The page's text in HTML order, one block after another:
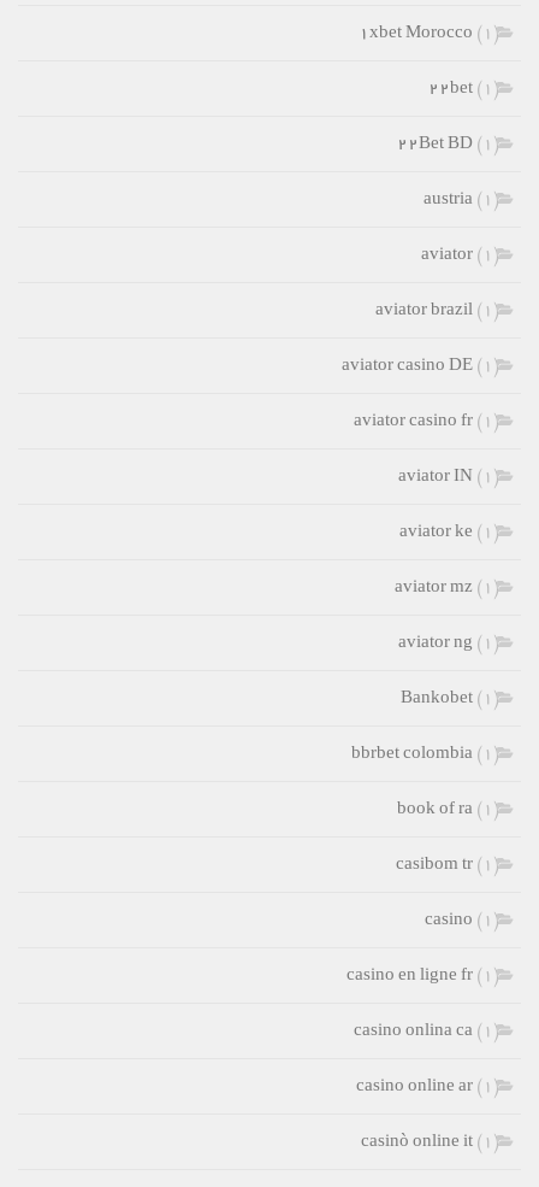
۱xbet Morocco (1)
۲۲bet(1)
۲۲Bet BD(1)
austria (1)
aviator(1)
aviator brazil(1)
aviator casino DE(1)
aviator casino fr(1)
aviator IN(1)
aviator ke (1)
aviator mz (1)
aviator ng (1)
Bankobet(1)
bbrbet colombia (1)
book of ra (1)
casibom tr(1)
casino (1)
casino en ligne fr(1)
casino onlina ca (1)
casino online ar(1)
casinò online it(1)